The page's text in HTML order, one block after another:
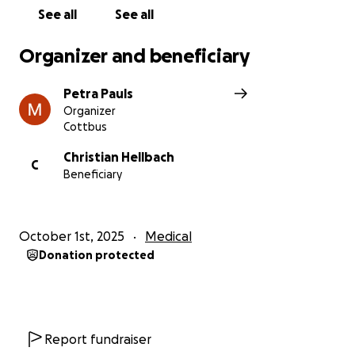
See all See all
Organizer and beneficiary
Petra Pauls
Organizer
Cottbus
C
Christian Hellbach
Beneficiary
October 1st, 2025 Medical
Donation protected
Report fundraiser